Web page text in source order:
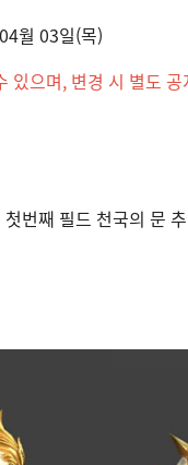
월 03일(목)
으며, 변경 시 별도
번째 필드 천국의 문